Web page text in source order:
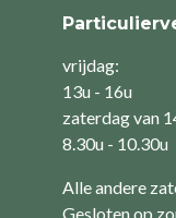
vrijdag:
13u - 16u
zaterdag van
8.30u - 10.30u
Alle andere
Gesloten op